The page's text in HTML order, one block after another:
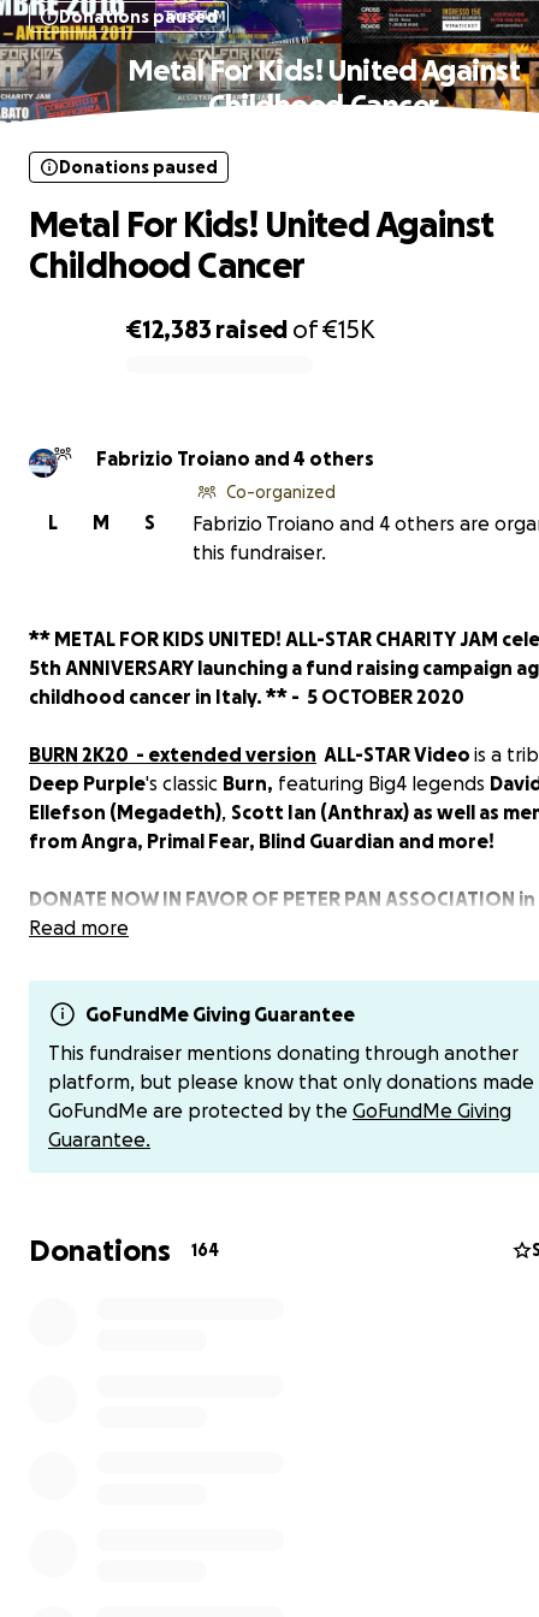
Donations paused
Metal For Kids! United Against
Childhood Cancer
€12,383 raised of€15K
Donations paused
Metal For Kids! United Against
Childhood Cancer
Fabrizio Troiano and 4 others
S
M
L
Co-organized
Fabrizio Troiano and 4 others are
this fundraiser.
** METAL FOR KIDS UNITED! ALL-STAR CHARITY JAM
5th ANNIVERSARY launching a fund raising campaign
childhood cancer in Italy. ** - 5 OCTOBER 2020
BURN 2K20 - extended version ALL-STAR Video is a
Deep Purple's classic Burn, featuring Big4 legends
Ellefson (Megadeth), Scott Ian (Anthrax) as well as
from Angra, Primal Fear, Blind Guardian and more!
DONATE NOW IN FAVOR OF PETER PAN ASSOCIATION
ITALY.
Read more
GoFundMe Giving Guarantee
This fundraiser mentions donating through another
platform, but please know that only donations made
GoFundMe are protected by the GoFundMe Giving
Guarantee.
Donations 164